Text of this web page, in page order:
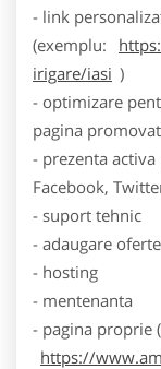
- link
(exemplu:
irigare/iasi )
- optimizare
pagina
- prezenta
Facebook,
- suport tehnic
- adaugare
- hosting
- mentenanta
- pagina proprie
https://